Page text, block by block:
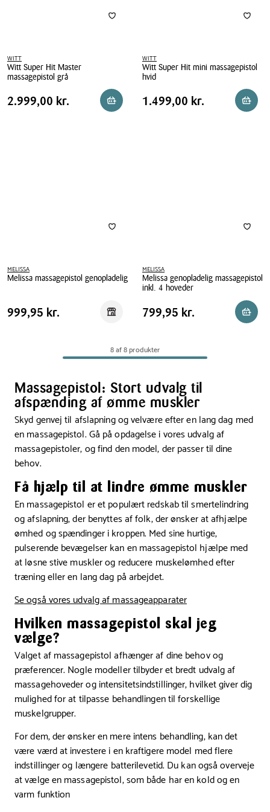
WITT
Witt Super Hit Master
massagepistol grå
Witt
Super
Pris
Pris 2.999,00 kr.
2.999,00 kr. Reservér i butik
WITT
Witt Super Hit mini massagepistol
hvid
Witt
Super
Pris
Pris 1.499,00 kr.
1.499,00 kr.
MELISSA
Melissa massagepistol genopladelig
massagepistol
genopladelig
Pris
Pris 999,95 kr.
999,95 kr. Reservér i butik
MELISSA
Melissa genopladelig massagepistol
inkl. 4 hoveder
Melissa
genopladelig
inkl.
4
Pris
Pris 799,95 kr.
799,95 kr.
8 af 8 produkter
Massagepistol: Stort udvalg til
afspænding af ømme muskler
Skyd genvej til afslapning og velvære efter en lang dag med
en massagepistol. Gå på opdagelse i vores udvalg af
massagepistoler, og find den model, der passer til dine
behov.
Få hjælp til at lindre ømme muskler
En massagepistol er et populært redskab til smertelindring
og afslapning, der benyttes af folk, der ønsker at afhjælpe
ømhed og spændinger i kroppen. Med sine hurtige,
pulserende bevægelser kan en massagepistol hjælpe med
at løsne stive muskler og reducere muskelømhed efter
træning eller en lang dag på arbejdet.
Se også vores udvalg af massageapparater
Hvilken massagepistol skal jeg
vælge?
Valget af massagepistol afhænger af dine behov og
præferencer. Nogle modeller tilbyder et bredt udvalg af
massagehoveder og intensitetsindstillinger, hvilket giver dig
mulighed for at tilpasse behandlingen til forskellige
muskelgrupper.
For dem, der ønsker en mere intens behandling, kan det
være værd at investere i en kraftigere model med flere
indstillinger og længere batterilevetid. Du kan også overveje
at vælge en massagepistol, som både har en kold og en
varm funktion